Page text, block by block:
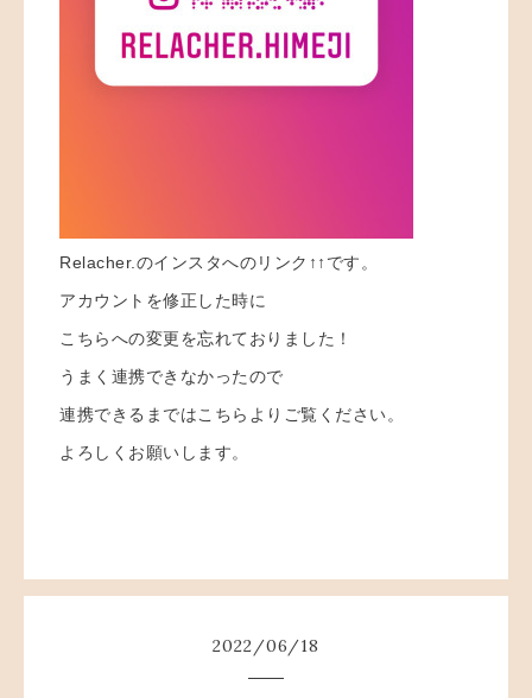
Relacher.のインスタへのリンク↑↑です。
アカウントを修正した時に
こちらへの変更を忘れておりました！
うまく連携できなかったので
連携できるまではこちらよりご覧ください。
よろしくお願いします。
2022/06/18